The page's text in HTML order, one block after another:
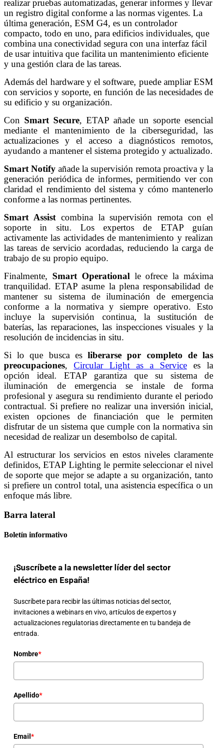
realizar pruebas automatizadas, generar informes y llevar
un registro digital conforme a las normas vigentes. La
última generación, ESM G4, es un controlador
compacto, todo en uno, para edificios individuales, que
combina una conectividad segura con una interfaz fácil
de usar intuitiva que facilita un mantenimiento eficiente
y una gestión clara de las tareas.
Además del hardware y el software, puede ampliar ESM
con servicios y soporte, en función de las necesidades de
su edificio y su organización.
Con Smart Secure, ETAP añade un soporte esencial
mediante el mantenimiento de la ciberseguridad, las
actualizaciones y el acceso a diagnósticos remotos,
ayudando a mantener el sistema protegido y actualizado.
Smart Notify añade la supervisión remota proactiva y la
generación periódica de informes, permitiendo ver con
claridad el rendimiento del sistema y cómo mantenerlo
conforme a las normas pertinentes.
Smart Assistcombina la supervisión remota con el
soporte in situ. Los expertos de ETAP guían
activamente las actividades de mantenimiento y realizan
las tareas de servicio acordadas, reduciendo la carga de
trabajo de su propio equipo.
Finalmente, Smart Operational le ofrece la máxima
tranquilidad. ETAP asume la plena responsabilidad de
mantener su sistema de iluminación de emergencia
conforme a la normativa y siempre operativo. Esto
incluye la supervisión continua, la sustitución de
baterías, las reparaciones, las inspecciones visuales y la
resolución de incidencias in situ.
Si lo que busca esliberarse por completo de las
preocupaciones, Circular Light as a Service es la
opción ideal. ETAP garantiza que su sistema de
iluminación de emergencia se instale de forma
profesional y asegura su rendimiento durante el periodo
contractual. Si prefiere no realizar una inversión inicial,
existen opciones de financiación que le permiten
disfrutar de un sistema que cumple con la normativa sin
necesidad de realizar un desembolso de capital.
Al estructurar los servicios en estos niveles claramente
definidos, ETAP Lighting le permite seleccionar el nivel
de soporte que mejor se adapte a su organización, tanto
si prefiere un control total, una asistencia específica o un
enfoque más libre.
Barra lateral
Boletín informativo
¡Suscríbete a la newsletter líder del sector
eléctrico en España!
Suscríbete para recibir las últimas noticias del sector,
invitaciones a webinars en vivo, artículos de expertos y
actualizaciones regulatorias directamente en tu bandeja de
entrada.
Nombre*
Apellido*
Email *